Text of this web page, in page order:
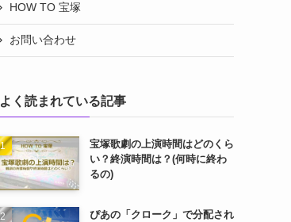
HOW TO 宝塚
お問い合わせ
よく読まれている記事
宝塚歌劇の上演時間はどのくら
い？終演時間は？(何時に終わ
るの)
ぴあの「クローク」で分配され